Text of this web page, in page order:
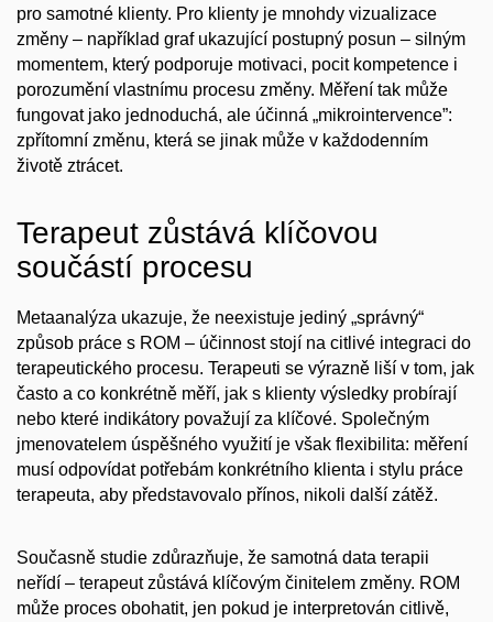
pro samotné klienty. Pro klienty je mnohdy vizualizace
změny – například graf ukazující postupný posun – silným
momentem, který podporuje motivaci, pocit kompetence i
porozumění vlastnímu procesu změny. Měření tak může
fungovat jako jednoduchá, ale účinná „mikrointervence”:
zpřítomní změnu, která se jinak může v každodenním
životě ztrácet.
Terapeut zůstává klíčovou
součástí procesu
Metaanalýza ukazuje, že neexistuje jediný „správný“
způsob práce s ROM – účinnost stojí na citlivé integraci do
terapeutického procesu. Terapeuti se výrazně liší v tom, jak
často a co konkrétně měří, jak s klienty výsledky probírají
nebo které indikátory považují za klíčové. Společným
jmenovatelem úspěšného využití je však flexibilita: měření
musí odpovídat potřebám konkrétního klienta i stylu práce
terapeuta, aby představovalo přínos, nikoli další zátěž.
Současně studie zdůrazňuje, že samotná data terapii
neřídí – terapeut zůstává klíčovým činitelem změny. ROM
může proces obohatit, jen pokud je interpretován citlivě,